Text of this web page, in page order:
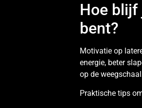
Hoe blijf
bent?
Motivatie op
energie, beter
op de
Praktische tips